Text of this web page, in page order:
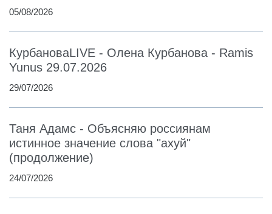
05/08/2026
КурбановаLIVE - Олена Курбанова - Ramis
Yunus 29.07.2026
29/07/2026
Таня Адамс - Объясняю россиянам
истинное значение слова "ахуй"
(продолжение)
24/07/2026